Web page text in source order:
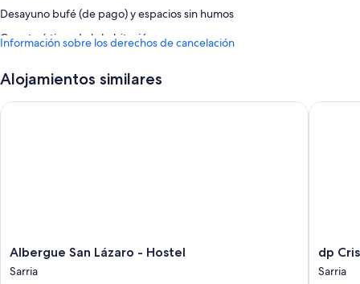
Desayuno bufé (de pago) y espacios sin humos
Características de la habitación
comodidades como wifi gratis.
Además, otros de los servicios que hallarás en todas las habitaciones
incluyen:
Información sobre los derechos de cancelación
Alojamientos similares
Albergue
San
Lázaro
Albergue San Lázaro - Hostel
Sarria
Albergue San Lázaro - Hostel
dp
Cristal
Centro
dp
Sarria
dp